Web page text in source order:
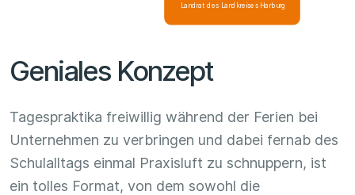
Landrat des Landkreises Harburg
Geniales Konzept
Tagespraktika freiwillig während der Ferien bei
Unternehmen zu verbringen und dabei fernab des
Schulalltags einmal Praxisluft zu schnuppern, ist
ein tolles Format, von dem sowohl die